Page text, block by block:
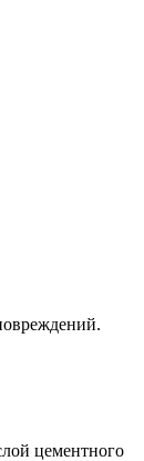
цементного